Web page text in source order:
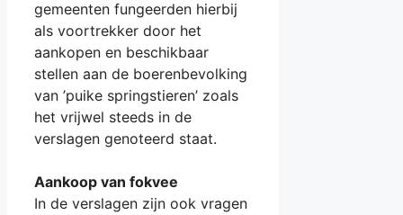
gemeenten fungeerden hierbij
als voortrekker door het
aankopen en beschikbaar
stellen aan de boerenbevolking
van ’puike springstieren’ zoals
het vrijwel steeds in de
verslagen genoteerd staat.
Aankoop van fokvee
In de verslagen zijn ook vragen